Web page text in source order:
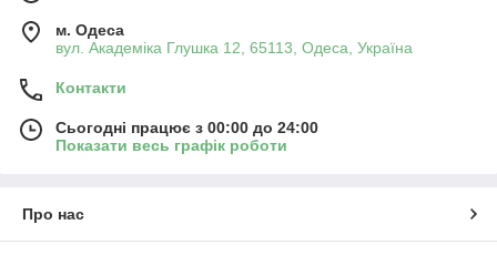
м. Одеса
вул. Академіка Глушка 12, 65113, Одеса, Україна
Контакти
Сьогодні працює з 00:00 до 24:00
Показати весь графік роботи
Про нас